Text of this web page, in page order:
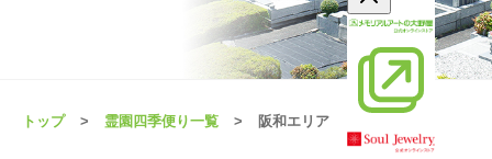
トップ 霊園四季便り一覧 阪和エリア